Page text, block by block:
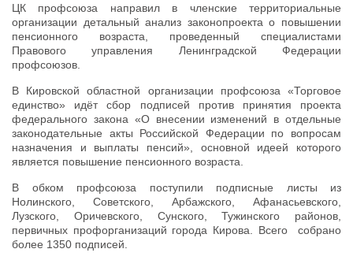
ЦК профсоюза направил в членские территориальные
организации детальный анализ законопроекта о повышении
пенсионного возраста, проведенный специалистами
Правового управления Ленинградской Федерации
профсоюзов.
В Кировской областной организации профсоюза «Торговое
единство» идёт сбор подписей против принятия проекта
федерального закона «О внесении изменений в отдельные
законодательные акты Российской Федерации по вопросам
назначения и выплаты пенсий», основной идеей которого
является повышение пенсионного возраста.
В обком профсоюза поступили подписные листы из
Нолинского, Советского, Арбажского, Афанасьевского,
Лузского, Оричевского, Сунского, Тужинского районов,
первичных профорганизаций города Кирова. Всего собрано
более 1350 подписей.